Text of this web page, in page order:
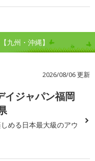
九州・沖縄】
2026/08/06 更新
イジャパン福岡
める日本最大級のアウ